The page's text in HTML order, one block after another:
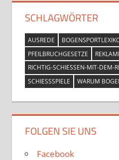
SCHLAGWÖRTER
AUSREDE
PFEILBRUCHGESETZE
RICHTIG-SCHIESSEN-MIT-DEM-
SCHIESSSPIELE
WARUM
FOLGEN SIE UNS
Facebook